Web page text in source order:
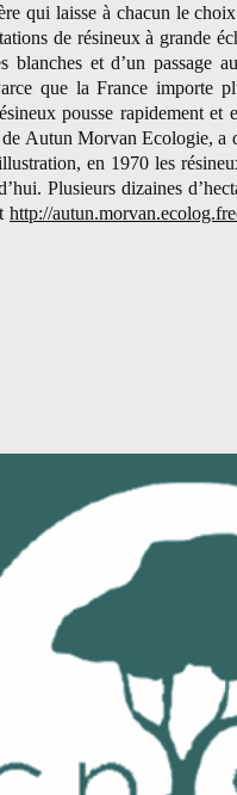
qui laisse à chacun le
de résineux à grande
et d’un passage
que la France importe
pousse rapidement et
Autun Morvan Ecologie, a
en 1970 les
Plusieurs dizaines
http://